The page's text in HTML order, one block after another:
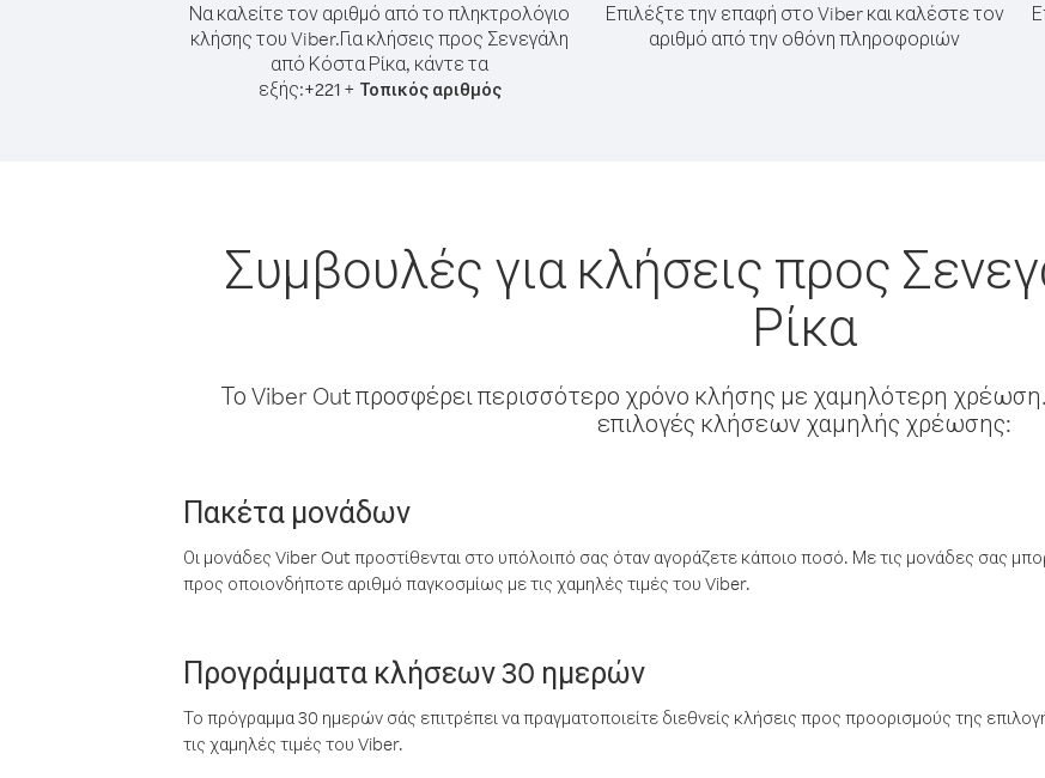
Να καλείτε τον αριθμό από το πληκτρολόγιο
κλήσης του Viber.Για κλήσεις προς Σενεγάλη
από Κόστα Ρίκα, κάντε τα
εξής:+221+ Τοπικός αριθμός
Επιλέξτε την επαφή στο Viber και καλέστε τον
αριθμό από την οθόνη πληροφοριών
Συμβουλές για κλήσεις προς
Ρίκα
Το Viber Out προσφέρει περισσότερο χρόνο κλήσης με χαμηλότερη χρέωση.
επιλογές κλήσεων χαμηλής χρέωσης:
Πακέτα μονάδων
Οι μονάδες Viber Out προστίθενται στο υπόλοιπό σας όταν αγοράζετε κάποιο ποσό. Με τις μονάδες σας
προς οποιονδήποτε αριθμό παγκοσμίως με τις χαμηλές τιμές του Viber.
Προγράμματα κλήσεων 30 ημερών
Το πρόγραμμα 30 ημερών σάς επιτρέπει να πραγματοποιείτε διεθνείς κλήσεις προς προορισμούς της
τις χαμηλές τιμές του Viber.